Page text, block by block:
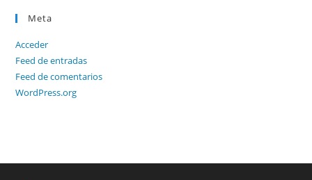
Meta
Acceder
Feed de entradas
Feed de comentarios
WordPress.org